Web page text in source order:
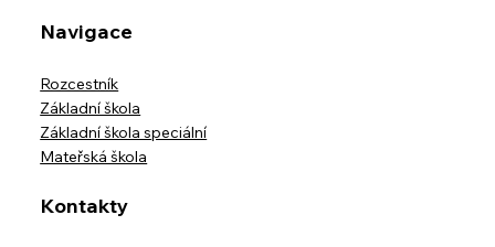
Navigace
Rozcestník
Základní škola
Základní škola speciální
Mateřská škola
Kontakty